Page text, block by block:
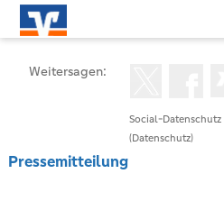
Social-Datenschutz
(Datenschutz)
Weitersagen:
Pressemitteilung